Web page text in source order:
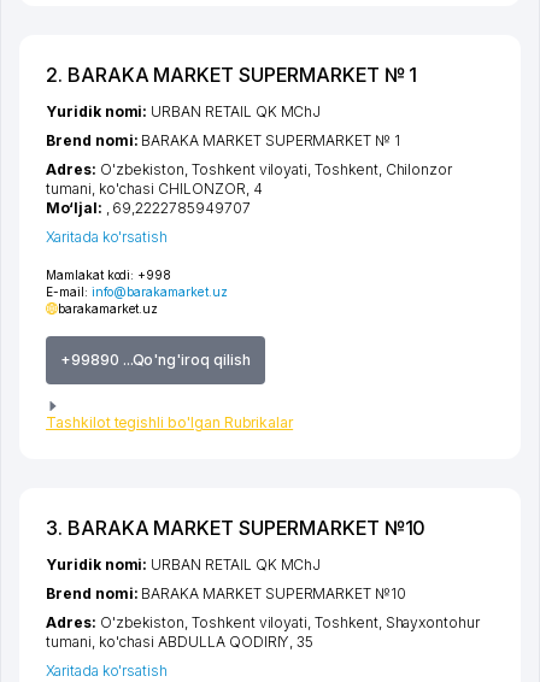
2. BARAKA MARKET SUPERMARKET № 1
Mamlakat kodi: +998
E-mail: info@barakamarket.uz
barakamarket.uz
+99890 ...Qo'ng'iroq qilish
Tashkilot tegishli bo'lgan Rubrikalar
Yuridik nomi: URBAN RETAIL QK MChJ
Brend nomi: BARAKA MARKET SUPERMARKET № 1
Adres: O'zbekiston,Toshkent viloyati,Toshkent, Chilonzor
tumani, ko'chasi CHILONZOR, 4
Mo‘ljal: , 69,2222785949707
Xaritada ko'rsatish
3. BARAKA MARKET SUPERMARKET №10
Yuridik nomi: URBAN RETAIL QK MChJ
Brend nomi: BARAKA MARKET SUPERMARKET №10
Adres: O'zbekiston,Toshkent viloyati,Toshkent, Shayxontohur
tumani, ko'chasi ABDULLA QODIRIY, 35
Xaritada ko'rsatish